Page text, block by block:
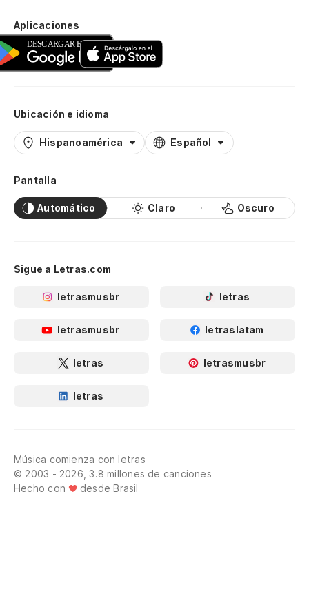
Aplicaciones
Ubicación e idioma
Hispanoamérica Español
Pantalla
Automático Claro Oscuro
Sigue a Letras.com
letrasmusbr letras
letrasmusbr letraslatam
letras letrasmusbr
letras
Música comienza con letras
© 2003 - 2026, 3.8 millones de canciones
Hecho con
desde Brasil